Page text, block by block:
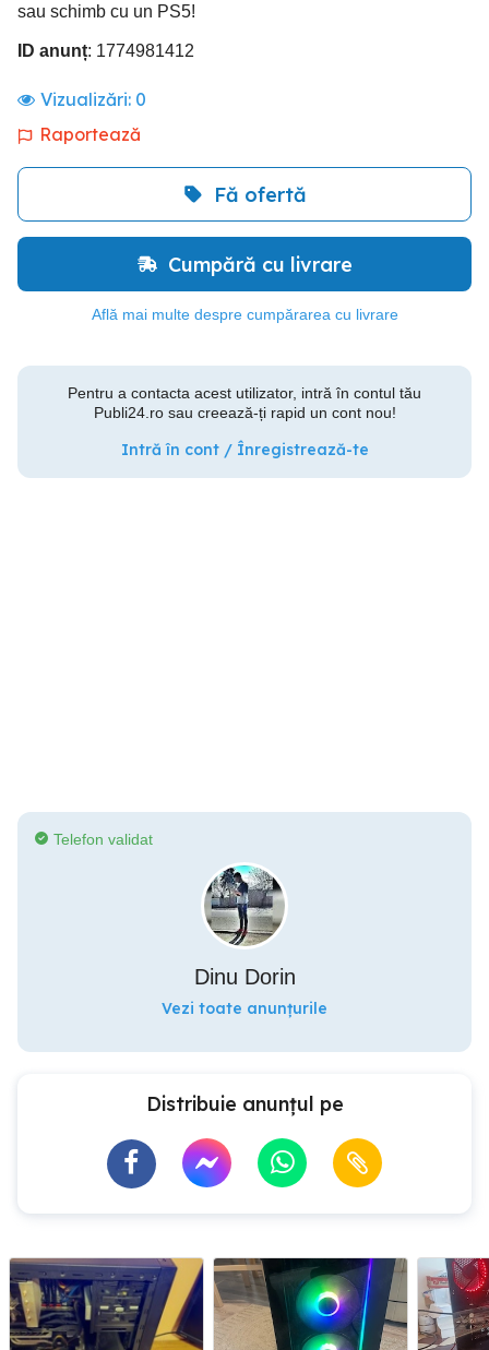
sau schimb cu un PS5!
ID anunț: 1774981412
Vizualizări: 0
Raportează
Fă ofertă
Cumpără cu livrare
Află mai multe despre cumpărarea cu livrare
Pentru a contacta acest utilizator, intră în contul tău
Publi24.ro sau creează-ți rapid un cont nou!
Intră în cont / Înregistrează-te
Telefon validat
Dinu Dorin
Vezi toate anunțurile
Distribuie anunțul pe